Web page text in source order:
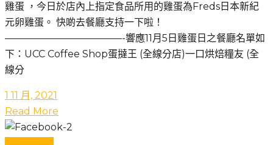
雞蛋 ，今日於店內上指定食品所用的雞蛋為Freds日本新紀
元卵雞蛋。 快啲去餐廳支持一下啦！
————————————-響應11月5日雞蛋日之餐廳名單如
下：UCC Coffee Shop蛋撻王 (全線分店)一口烘焙糧友 (全
線分
1 11 月, 2021
Read More